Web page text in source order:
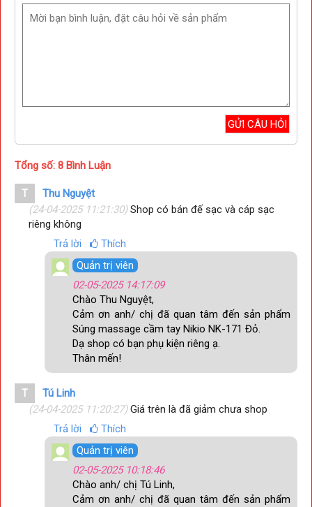
Màn hình hiển thị kỹ thuật số và phím cảm ứng
đoạn quá trình massage.
Tổng số: 8 Bình Luận
T
Thu Nguyệt
(24-04-2025 11:21:30)Shop có bán đế sạc và cáp sạc
riêng không
Trả lời
Thích
Quản trị viên
02-05-2025 14:17:09
Chào Thu Nguyệt,
Cảm ơn anh/ chị đã quan tâm đến sản phẩm
Súng massage cầm tay Nikio NK-171 Đỏ.
Dạ shop có bạn phụ kiện riêng ạ.
Thân mến!
T
Tú Linh
(24-04-2025 11:20:27)Giá trên là đã giảm chưa shop
Trả lời
Thích
Quản trị viên
02-05-2025 10:18:46
Chào anh/ chị Tú Linh,
Cảm ơn anh/ chị đã quan tâm đến sản phẩm